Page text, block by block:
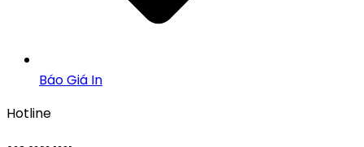
Báo Giá In
Hotline